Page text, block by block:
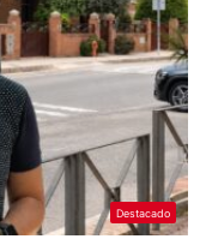
Destacado